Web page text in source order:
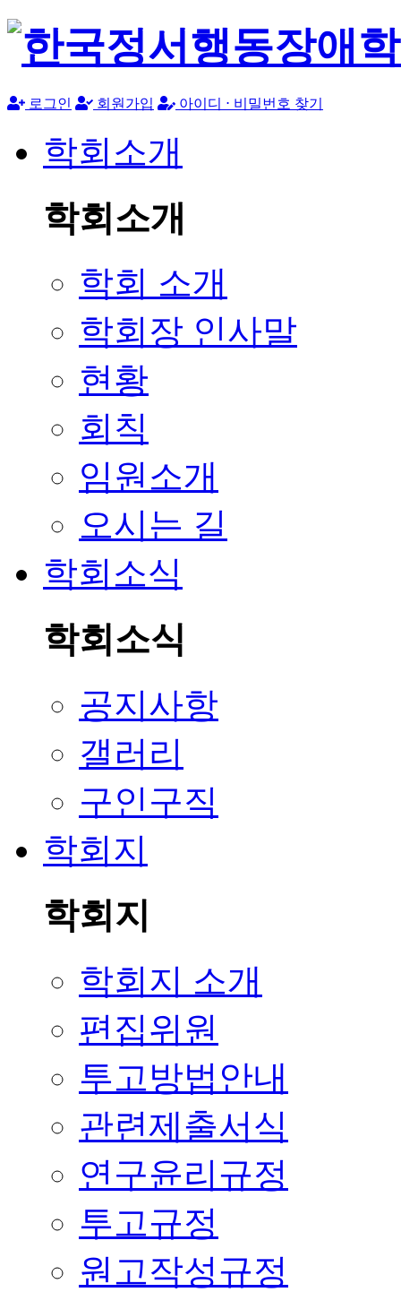
로그인 회원가입 아이디 ⋅ 비밀번호 찾기
학회소개
학회소개
학회 소개
학회장 인사말
현황
회칙
임원소개
오시는 길
학회소식
학회소식
공지사항
갤러리
구인구직
학회지
학회지
학회지 소개
편집위원
투고방법안내
관련제출서식
연구윤리규정
투고규정
원고작성규정